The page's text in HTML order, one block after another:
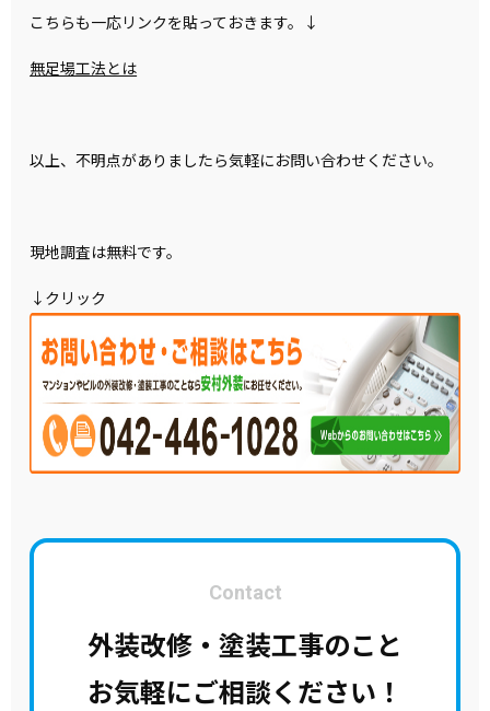
こちらも一応リンクを貼っておきます。↓
無足場工法とは
以上、不明点がありましたら気軽にお問い合わせください。
現地調査は無料です。
↓クリック
Contact
外装改修・塗装工事のこと
お気軽にご相談ください！